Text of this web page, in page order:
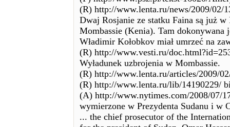
(R) http://www.lenta.ru/news/2009/02/
Dwaj Rosjanie ze statku Faina są już w
Mombassie (Kenia). Tam dokonywana
Władimir Kołobkov miał umrzeć na
(R) http://www.vesti.ru/
Wyładunek uzbrojenia w Mombassie.
(R) http://www.lenta.ru/articles/2009/
(R) http://www.lenta.ru/lib/14190229/
(A) http://www.nytimes.com/2008/07/
wymierzone w Prezydenta Sudanu i w
... the chief prosecutor of the